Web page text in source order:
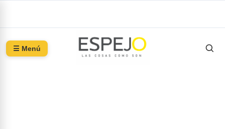
☰ Menú